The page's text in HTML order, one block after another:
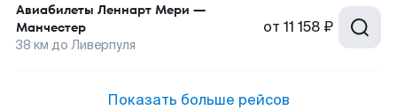
Авиабилеты Леннарт Мери —
Манчестер
38 км до Ливерпуля
от 11 158 ₽
Показать больше рейсов